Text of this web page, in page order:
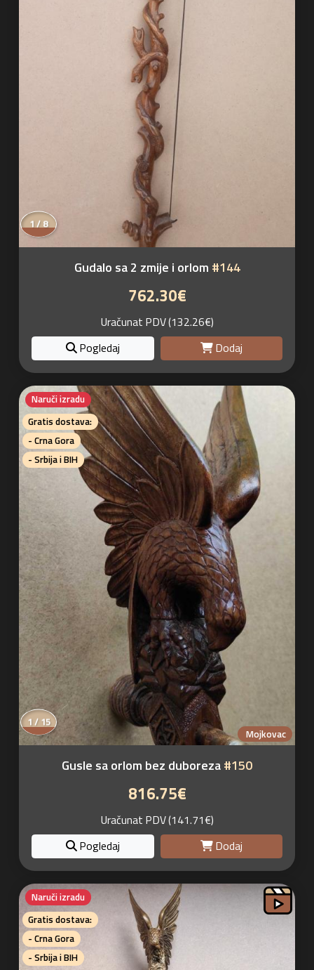
1 / 8
Gudalo sa 2 zmije i orlom #144
762.30€
Uračunat PDV (132.26€)
Pogledaj
Dodaj
Naruči izradu
Gratis dostava:
- Crna Gora
- Srbija i BIH
Mojkovac
1 / 15
Gusle sa orlom bez duboreza#150
816.75€
Uračunat PDV (141.71€)
Pogledaj
Dodaj
Naruči izradu
Gratis dostava:
- Crna Gora
- Srbija i BIH